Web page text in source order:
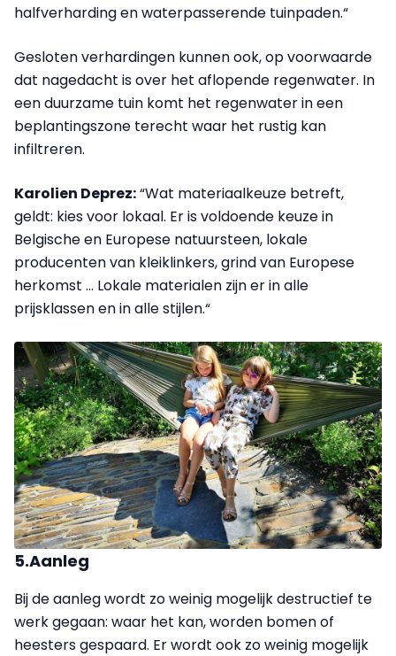
halfverharding en waterpasserende tuinpaden.“
Gesloten verhardingen kunnen ook, op voorwaarde
dat nagedacht is over het aflopende regenwater. In
een duurzame tuin komt het regenwater in een
beplantingszone terecht waar het rustig kan
infiltreren.
Karolien Deprez:“Wat materiaalkeuze betreft,
geldt: kies voor lokaal. Er is voldoende keuze in
Belgische en Europese natuursteen, lokale
producenten van kleiklinkers, grind van Europese
herkomst … Lokale materialen zijn er in alle
prijsklassen en in alle stijlen.“
5.Aanleg
Bij de aanleg wordt zo weinig mogelijk destructief te
werk gegaan: waar het kan, worden bomen of
heesters gespaard. Er wordt ook zo weinig mogelijk